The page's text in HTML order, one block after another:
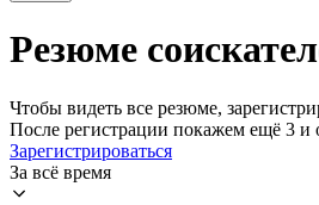
Резюме
Чтобы видеть все резюме,
После регистрации покажем ещё 3 и
Зарегистрироваться
За всё время